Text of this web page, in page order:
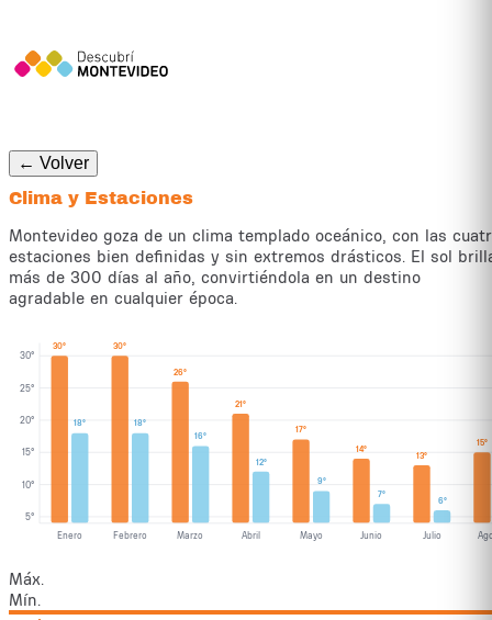
← Volver
Clima y Estaciones
Montevideo goza de un clima templado oceánico, con las
estaciones bien definidas y sin extremos drásticos. El sol
más de 300 días al año, convirtiéndola en un destino
agradable en cualquier época.
5°
10°
15°
20°
25°
30°
30°
18°
Enero
30°
18°
Febrero
26°
16°
Marzo
21°
12°
Abril
17°
9°
Mayo
14°
7°
Junio
13°
6°
Julio
15°
Máx.
Mín.